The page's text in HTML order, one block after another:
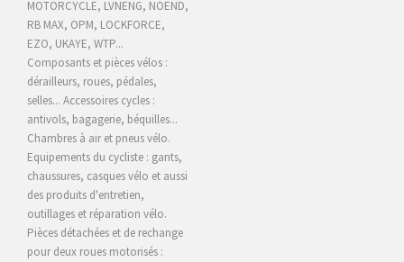
MOTORCYCLE, LVNENG, NOEND,
RB MAX, OPM, LOCKFORCE,
EZO, UKAYE, WTP...
Composants et pièces vélos :
dérailleurs, roues, pédales,
selles... Accessoires cycles :
antivols, bagagerie, béquilles...
Chambres à air et pneus vélo.
Equipements du cycliste : gants,
chaussures, casques vélo et aussi
des produits d'entretien,
outillages et réparation vélo.
Pièces détachées et de rechange
pour deux roues motorisés :